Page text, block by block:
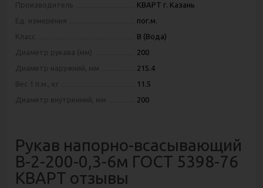
Производитель
КВАРТ г. Казань
Ед. измерения
пог.м.
Класс
В (Вода)
Диаметр рукава (мм)
200
Диаметр наружний, мм
215.4
Вес 1 п.м., кг
11.5
Диаметр внутренний, мм
200
Рукав напорно-всасывающий
В-2-200-0,3-6м ГОСТ 5398-76
КВАРТ отзывы